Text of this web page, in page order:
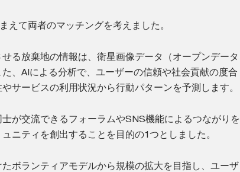
えて両者のマッチングを考えました。
る放棄地の情報は、衛星画像データ（オープンデータ
、AIによる分析で、ユーザーの信頼や社会貢献の度合
サービスの利用状況から行動パターンを予測します。
が交流できるフォーラムやSNS機能によるつながりを
ニティを創出することを目的の1つとしました。
ボランティアモデルから規模の拡大を目指し、ユーザ